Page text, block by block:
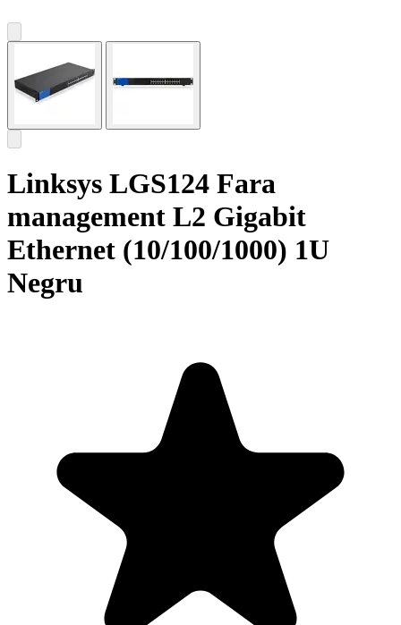
Linksys LGS124 Fara
management L2 Gigabit
Ethernet (10/100/1000) 1U
Negru